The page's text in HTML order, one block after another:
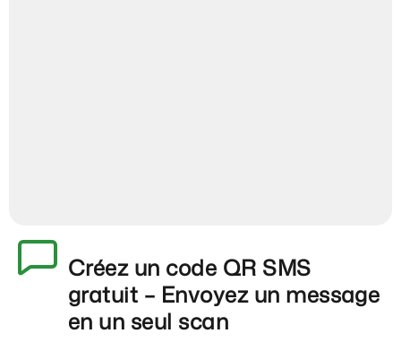
Créez un code QR SMS
gratuit – Envoyez un message
en un seul scan